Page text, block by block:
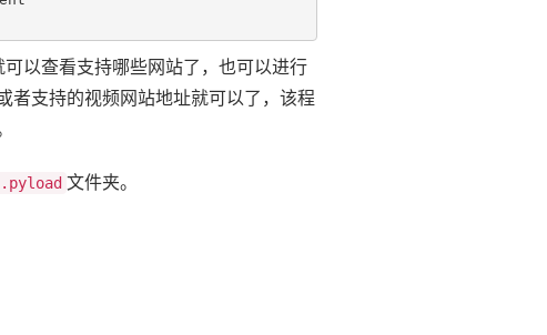
可以查看支持哪些网站了，也可以进行
者支持的视频网站地址就可以了，该程
文件夹。